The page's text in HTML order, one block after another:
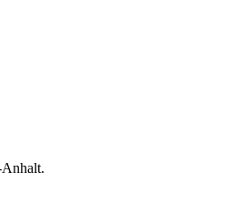
Anhalt.